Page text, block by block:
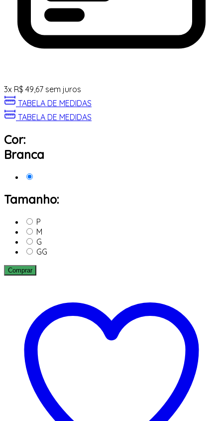
3x R$ 49,67 sem juros
TABELA DE MEDIDAS
TABELA DE MEDIDAS
Cor:
Branca
Tamanho:
P
M
G
GG
Comprar